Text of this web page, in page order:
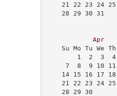
21 22 23 24
28 29 30 31
Apr
Su Mo Tu We
1  2  3
7  8  9 10
14 15 16 17
21 22 23 24
28 29 30